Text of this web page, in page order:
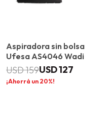
Aspiradora sin bolsa
Ufesa AS4046 Wadi
USD127
USD159
20